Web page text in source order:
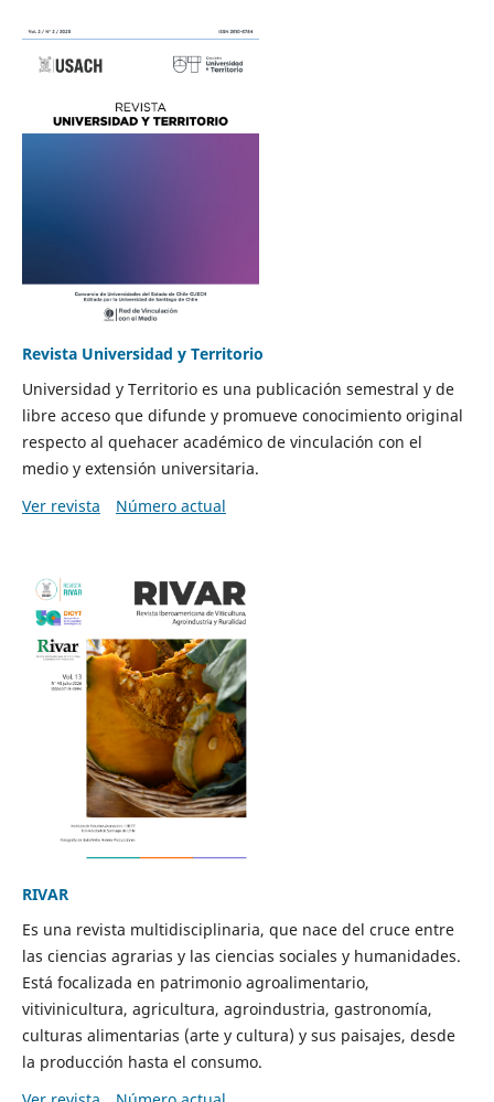
Revista Universidad y Territorio
Universidad y Territorio es una publicación semestral y de
libre acceso que difunde y promueve conocimiento original
respecto al quehacer académico de vinculación con el
medio y extensión universitaria.
Ver revista
Número actual
RIVAR
Es una revista multidisciplinaria, que nace del cruce entre
las ciencias agrarias y las ciencias sociales y humanidades.
Está focalizada en patrimonio agroalimentario,
vitivinicultura, agricultura, agroindustria, gastronomía,
culturas alimentarias (arte y cultura) y sus paisajes, desde
la producción hasta el consumo.